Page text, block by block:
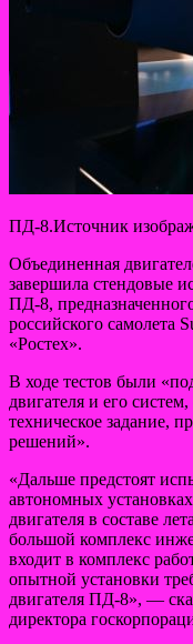
ПД-8.Источник
Объединенная
завершила стендовые
ПД-8,
российского самолета
«Ростех».
В ходе тестов были
двигателя и его
техническое задание,
решений».
«Дальше предстоят
автономных
двигателя в составе
большой комплекс
входит в комплекс
опытной установки
двигателя ПД-8», —
директора